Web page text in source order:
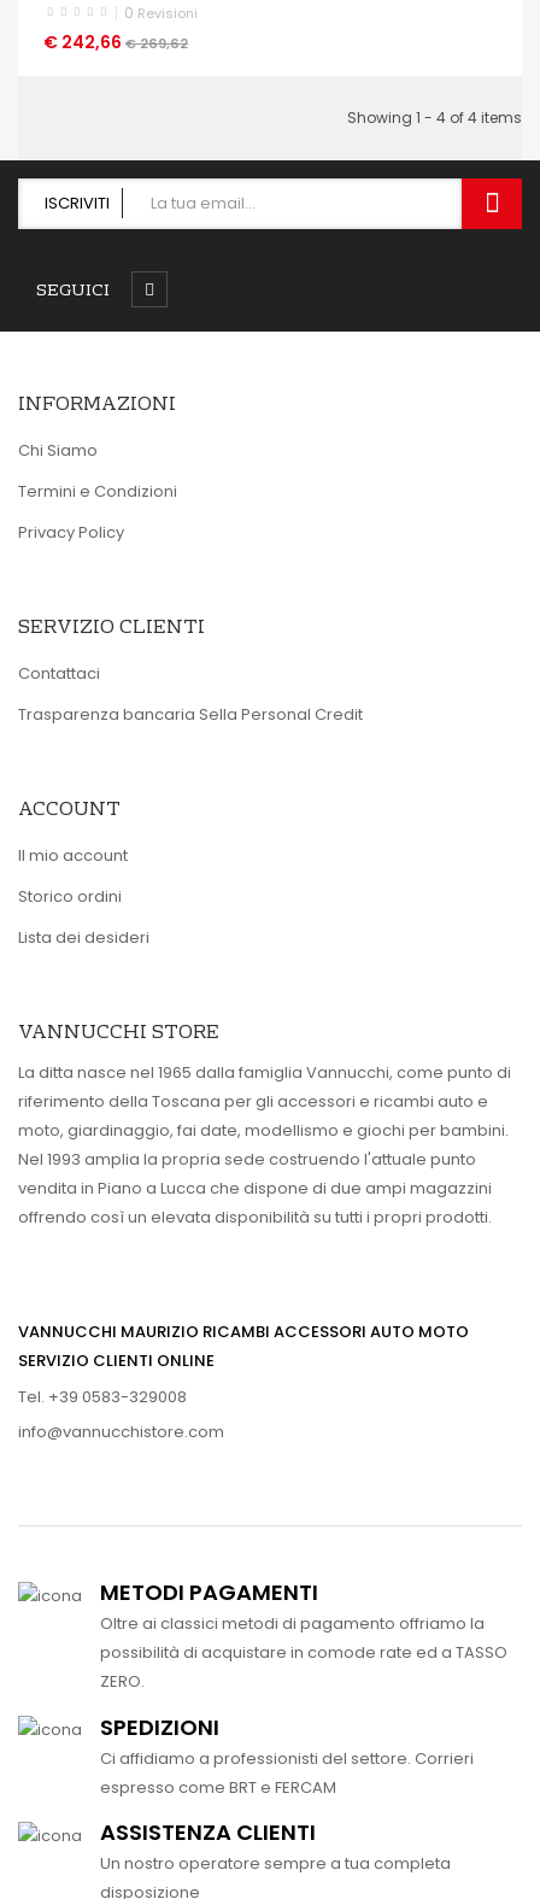
0 Revisioni
€ 242,66 € 269,62
Showing 1 - 4 of 4 items
ISCRIVITI
SEGUICI
INFORMAZIONI
Chi Siamo
Termini e Condizioni
Privacy Policy
SERVIZIO CLIENTI
Contattaci
Trasparenza bancaria Sella Personal Credit
ACCOUNT
Il mio account
Storico ordini
Lista dei desideri
VANNUCCHI STORE
La ditta nasce nel 1965 dalla famiglia Vannucchi, come punto di
riferimento della Toscana per gli accessori e ricambi auto e
moto, giardinaggio, fai date, modellismo e giochi per bambini.
Nel 1993 amplia la propria sede costruendo l'attuale punto
vendita in Piano a Lucca che dispone di due ampi magazzini
offrendo così un elevata disponibilità su tutti i propri prodotti.
VANNUCCHI MAURIZIO RICAMBI ACCESSORI AUTO MOTO
SERVIZIO CLIENTI ONLINE
Tel. +39 0583-329008
info@vannucchistore.com
METODI PAGAMENTI
Oltre ai classici metodi di pagamento offriamo la
possibilità di acquistare in comode rate ed a TASSO
ZERO.
SPEDIZIONI
Ci affidiamo a professionisti del settore. Corrieri
espresso come BRT e FERCAM
ASSISTENZA CLIENTI
Un nostro operatore sempre a tua completa
disposizione